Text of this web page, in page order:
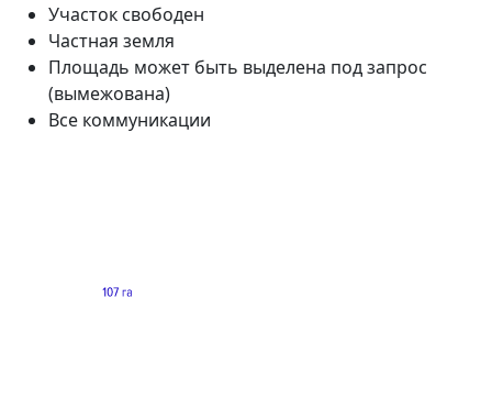
Участок свободен
Частная земля
Площадь может быть выделена под запрос
(вымежована)
Все коммуникации